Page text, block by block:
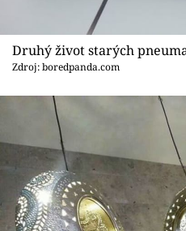
Druhý život starých
Zdroj: boredpanda.com